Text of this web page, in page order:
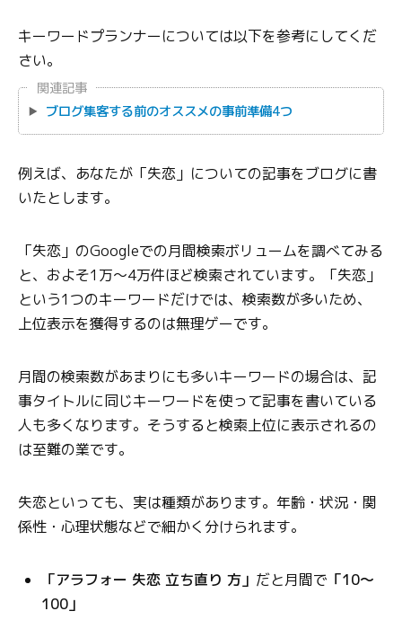
キーワードプランナーについては以下を参考にしてくだ
さい。
関連記事
ブログ集客する前のオススメの事前準備4つ
例えば、あなたが「失恋」についての記事をブログに書
いたとします。
「失恋」のGoogleでの月間検索ボリュームを調べてみる
と、およそ1万〜4万件ほど検索されています。「失恋」
という1つのキーワードだけでは、検索数が多いため、
上位表示を獲得するのは無理ゲーです。
月間の検索数があまりにも多いキーワードの場合は、記
事タイトルに同じキーワードを使って記事を書いている
人も多くなります。そうすると検索上位に表示されるの
は至難の業です。
失恋といっても、実は種類があります。年齢・状況・関
係性・心理状態などで細かく分けられます。
「アラフォー 失恋 立ち直り 方」 だと月間で 「10～
100」